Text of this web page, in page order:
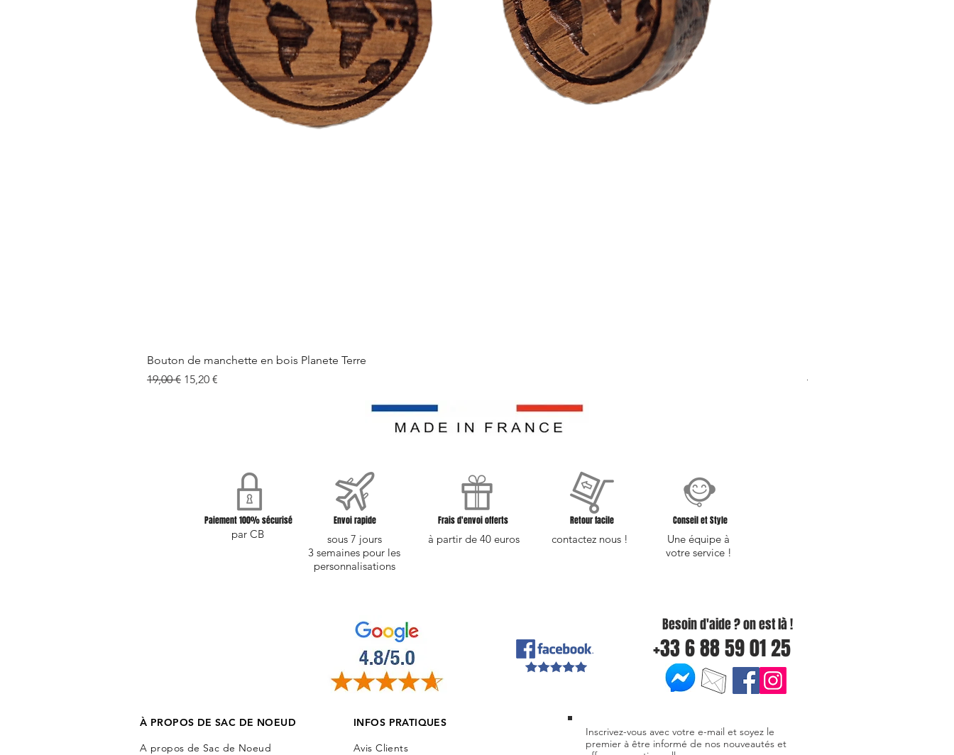
Bouton de manchette en bois Planete Terre
Prix original
19,00 € Prix promotionnel
15,20 €
Prix original
19,00 €
Paiement 100% sécurisé
par CB
Envoi rapide
sous 7 jours
3 semaines pour les
personnalisations
Frais d'envoi offerts
à partir de 40 euros
Retour facile
contactez nous !
Conseil et Style
Une équipe à
votre service !
Besoin d'aide ? on est là !
+33 6 88 59 01 25
À PROPOS DE SAC DE NOEUD
A propos de Sac de Noeud
INFOS PRATIQUES
Avis Clients
Inscrivez-vous avec votre e-mail et soyez le
premier à être informé de nos nouveautés et